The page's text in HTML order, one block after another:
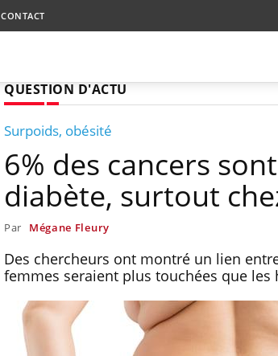
CONTACT
QUESTION D'ACTU
Surpoids, obésité
6% des cancers
diabète, surtout
Par Mégane Fleury
Des chercheurs ont montré un lien
femmes seraient plus touchées que